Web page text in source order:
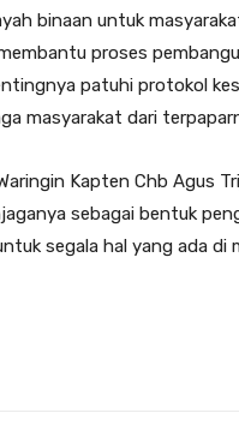
binaan untuk
proses
patuhi protokol
masyarakat dari
Kapten Chb Agus
sebagai bentuk
segala hal yang ada di